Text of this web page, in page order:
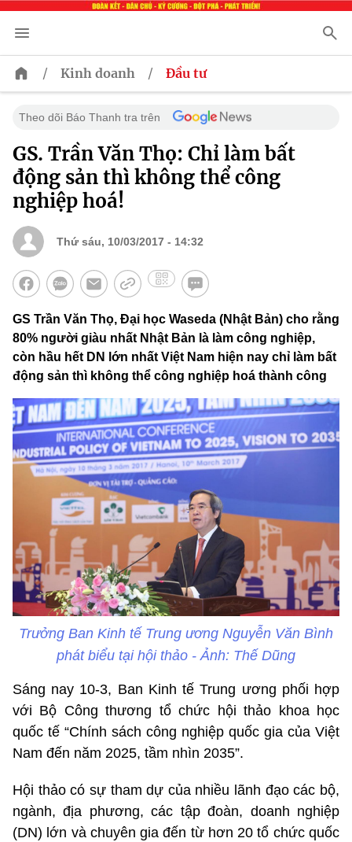
/ Kinh doanh / Đầu tư
Theo dõi Báo Thanh tra trên
GS. Trần Văn Thọ: Chỉ làm bất
động sản thì không thể công
nghiệp hoá!
Thứ sáu, 10/03/2017 - 14:32
GS Trần Văn Thọ, Đại học Waseda (Nhật Bản) cho rằng
80% người giàu nhất Nhật Bản là làm công nghiệp,
còn hầu hết DN lớn nhất Việt Nam hiện nay chỉ làm bất
động sản thì không thể công nghiệp hoá thành công
Trưởng Ban Kinh tế Trung ương Nguyễn Văn Bình
phát biểu tại hội thảo - Ảnh: Thế Dũng
Sáng nay 10-3, Ban Kinh tế Trung ương phối hợp
với Bộ Công thương tổ chức hội thảo khoa học
quốc tế “Chính sách công nghiệp quốc gia của Việt
Nam đến năm 2025, tầm nhìn 2035”.
Hội thảo có sự tham dự của nhiều lãnh đạo các bộ,
ngành, địa phương, các tập đoàn, doanh nghiệp
(DN) lớn và chuyên gia đến từ hơn 20 tổ chức quốc